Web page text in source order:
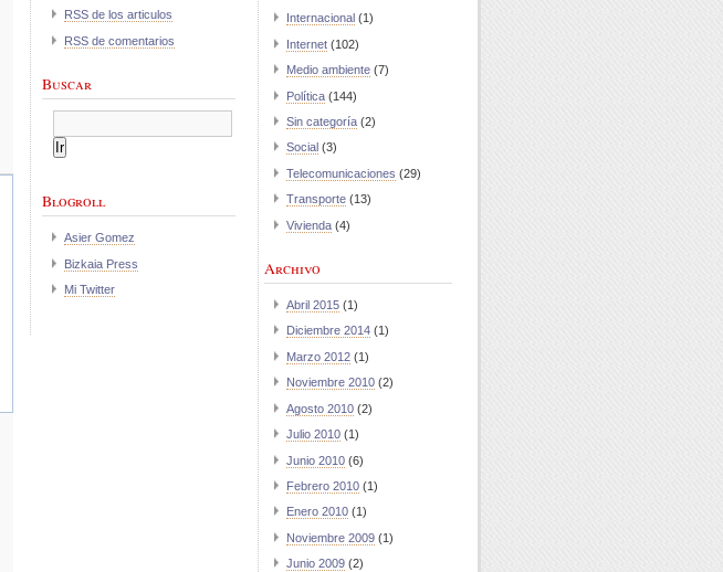
RSS de los articulos
RSS de comentarios
Buscar
Blogroll
Asier Gomez
Bizkaia Press
Mi Twitter
Internacional (1)
Internet (102)
Medio ambiente (7)
Política (144)
Sin categoría (2)
Social (3)
Telecomunicaciones (29)
Transporte (13)
Vivienda (4)
Archivo
Abril 2015 (1)
Diciembre 2014 (1)
Marzo 2012 (1)
Noviembre 2010 (2)
Agosto 2010 (2)
Julio 2010 (1)
Junio 2010 (6)
Febrero 2010 (1)
Enero 2010 (1)
Noviembre 2009 (1)
Junio 2009 (2)